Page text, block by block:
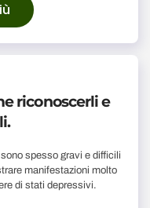
riconoscerli e
sono spesso gravi e difficili
manifestazioni molto
di stati depressivi.